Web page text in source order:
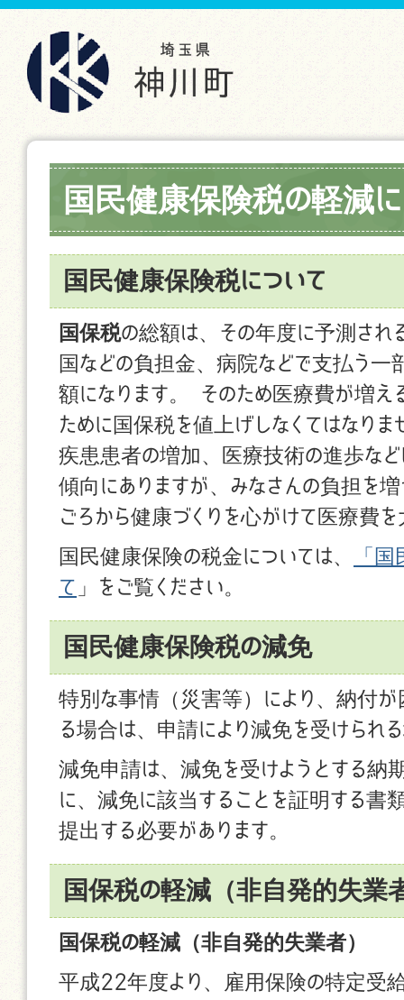
国民健康保険税の軽減に
国民健康保険税について
国保税の総額は、その年度に予測され
国などの負担金、病院などで支払う一
額になります。 そのため医療費が増え
ために国保税を値上げしなくてはなり
疾患患者の増加、医療技術の進歩など
傾向にありますが、みなさんの負担を
ごろから健康づくりを心がけて医療費
国民健康保険の税金については、
「 国
て 」をご覧ください。
国民健康保険税の減免
特別な事情（災害等）により、納付が
る場合は、申請により減免を受けられ
減免申請は、減免を受けようとする納
に、減免に該当することを証明する書
提出する必要があります。
国保税の軽減（非自発的失業
国保税の軽減（非自発的失業者）
平成22年度より、雇用保険の特定受